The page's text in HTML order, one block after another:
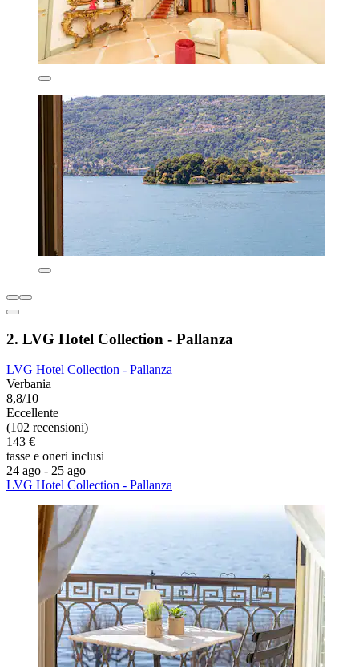
2. LVG Hotel Collection - Pallanza
LVG Hotel Collection - Pallanza
Verbania
8,8/10
Eccellente
(102 recensioni)
143 €
tasse e oneri inclusi
24 ago - 25 ago
LVG Hotel Collection - Pallanza